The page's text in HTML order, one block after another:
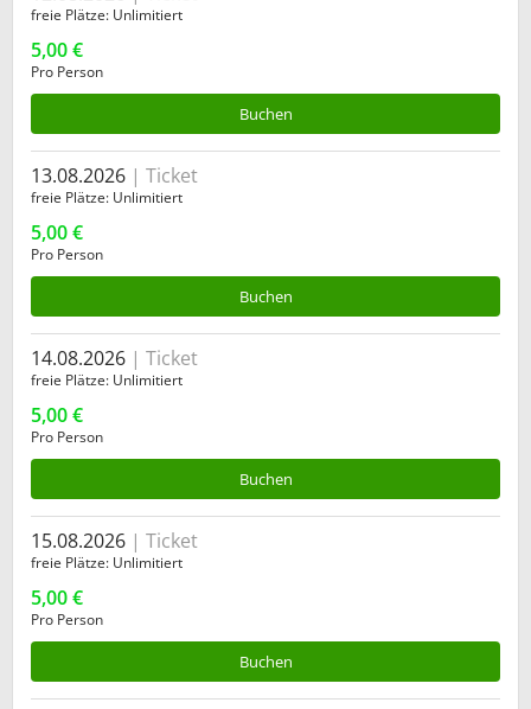
freie Plätze Unlimitiert
5,00 €
Pro Person
Buchen
13.08.2026 Ticket
freie Plätze Unlimitiert
5,00 €
Pro Person
Buchen
14.08.2026 Ticket
freie Plätze Unlimitiert
5,00 €
Pro Person
Buchen
15.08.2026 Ticket
freie Plätze Unlimitiert
5,00 €
Pro Person
Buchen